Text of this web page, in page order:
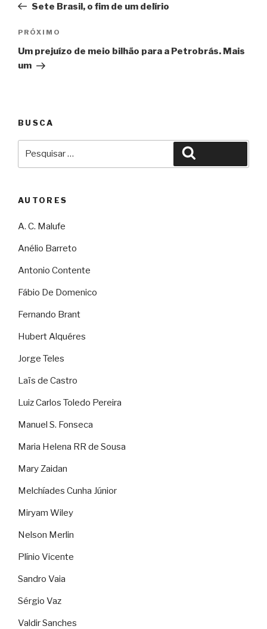
Post
Sete Brasil, o fim de um delírio
Próximo
PRÓXIMO
Um prejuízo de meio bilhão para a Petrobrás. Mais
um
BUSCA
AUTORES
A. C. Malufe
Anélio Barreto
Antonio Contente
Fábio De Domenico
Fernando Brant
Hubert Alquéres
Jorge Teles
Laïs de Castro
Luiz Carlos Toledo Pereira
Manuel S. Fonseca
Maria Helena RR de Sousa
Mary Zaidan
Melchíades Cunha Júnior
Miryam Wiley
Nelson Merlin
Plínio Vicente
Sandro Vaia
Sérgio Vaz
Valdir Sanches